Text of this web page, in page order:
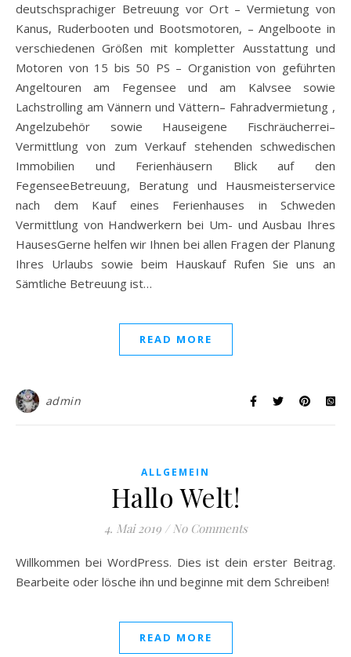
deutschsprachiger Betreuung vor Ort – Vermietung von
Kanus, Ruderbooten und Bootsmotoren, – Angelboote in
verschiedenen Größen mit kompletter Ausstattung und
Motoren von 15 bis 50 PS – Organistion von geführten
Angeltouren am Fegensee und am Kalvsee sowie
Lachstrolling am Vännern und Vättern– Fahradvermietung ,
Angelzubehör sowie Hauseigene Fischräucherrei–
Vermittlung von zum Verkauf stehenden schwedischen
Immobilien und Ferienhäusern Blick auf den
FegenseeBetreuung, Beratung und Hausmeisterservice
nach dem Kauf eines Ferienhauses in Schweden
Vermittlung von Handwerkern bei Um- und Ausbau Ihres
HausesGerne helfen wir Ihnen bei allen Fragen der Planung
Ihres Urlaubs sowie beim Hauskauf Rufen Sie uns an
Sämtliche Betreuung ist…
READ MORE
admin
ALLGEMEIN
Hallo Welt!
4. Mai 2019 / No Comments
Willkommen bei WordPress. Dies ist dein erster Beitrag.
Bearbeite oder lösche ihn und beginne mit dem Schreiben!
READ MORE